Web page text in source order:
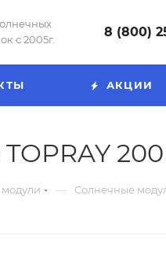
с 2005г.
8 (800)
АКЦИИ
— Солнечные